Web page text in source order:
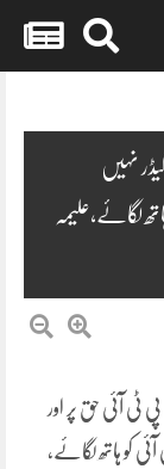
نہیں
لگائے،علیمہ
ٹی آئی حق پر اور
کو ہاتھ لگائے،